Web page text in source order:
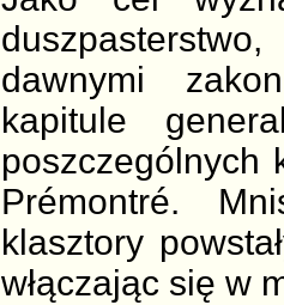
dawnymi
kapitule
poszczególnych
Prémontré.
klasztory
włączając się w